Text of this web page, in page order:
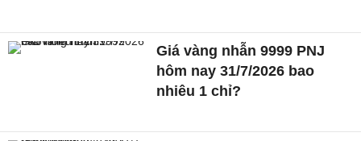
Giá vàng nhẫn 9999 PNJ
hôm nay 31/7/2026 bao
nhiêu 1 chỉ?